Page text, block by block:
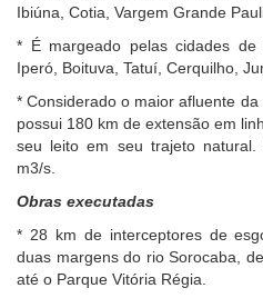
Ibiúna, Cotia, Vargem Grande
* É margeado pelas cidades de
Iperó, Boituva, Tatuí, Cerquilho,
* Considerado o maior afluente
possui 180 km de extensão em
seu leito em seu trajeto
m3/s.
Obras executadas
* 28 km de interceptores de
duas margens do rio Sorocaba,
até o Parque Vitória Régia.